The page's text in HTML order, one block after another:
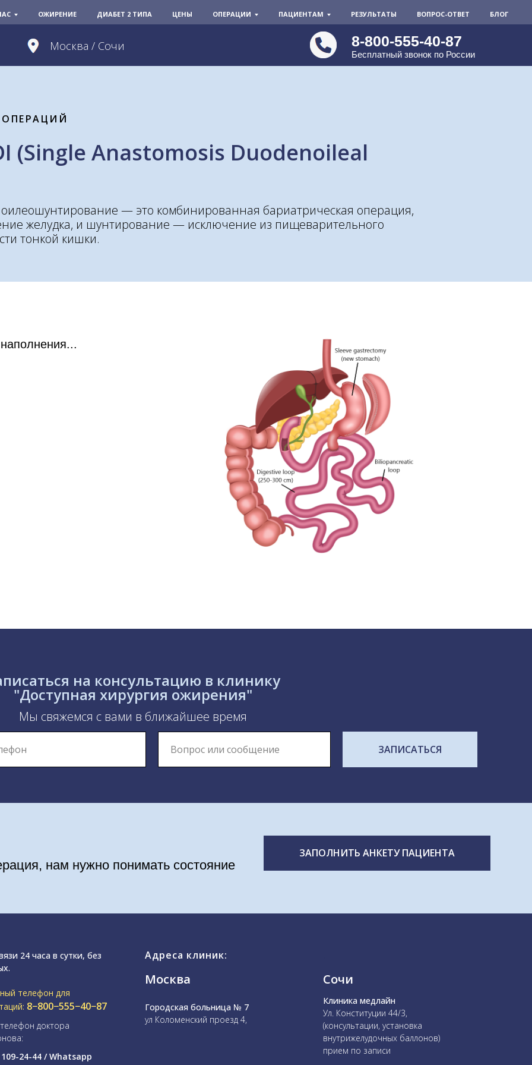
Москва / Сочи 8-800-555-40-87
Бесплатный звонок по России
ОЖИРЕНИЕ ДИАБЕТ 2 ТИПА ЦЕНЫ ОПЕРАЦИИ ПАЦИЕНТАМ РЕЗУЛЬТАТЫ ВОПРОС-ОТВЕТ БЛОГ
(Single Anastomosis Duodenoileal
— это комбинированная бариатрическая операция,
желудка, и шунтирование — исключение из пищеварительного
тонкой кишки.
на консультацию в клинику
"Доступная хирургия ожирения"
Мы свяжемся с вами в ближайшее время
ЗАПИСАТЬСЯ
нам нужно понимать состояние
ЗАПОЛНИТЬ АНКЕТУ ПАЦИЕНТА
24 часа в сутки, без
телефон для
8−800−555−40−87
доктора
109-24-44 / Whatsapp
Адреса клиник:
Москва
Городская больница № 7
ул Коломенский проезд 4,
Сочи
Клиника медлайн
Ул. Конституции 44/3,
(консультации, установка
внутрижелудочных баллонов)
прием по записи